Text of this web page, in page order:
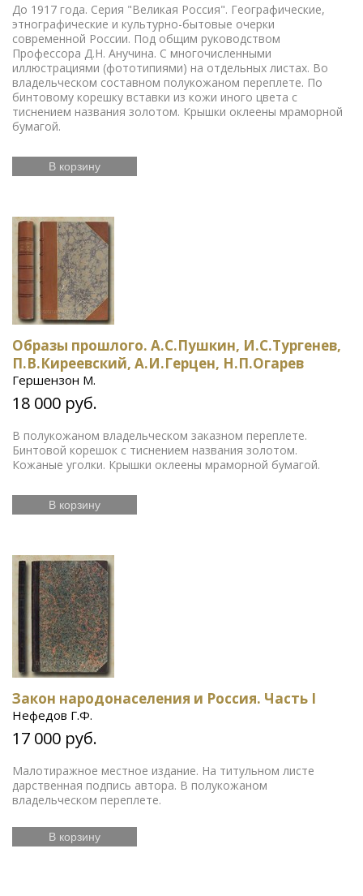
До 1917 года. Серия "Великая Россия". Географические,
этнографические и культурно-бытовые очерки
современной России. Под общим руководством
Профессора Д.Н. Анучина. С многочисленными
иллюстрациями (фототипиями) на отдельных листах. Во
владельческом составном полукожаном переплете. По
бинтовому корешку вставки из кожи иного цвета с
тиснением названия золотом. Крышки оклеены мраморной
бумагой.
В корзину
Образы прошлого. А.С.Пушкин, И.С.Тургенев,
П.В.Киреевский, А.И.Герцен, Н.П.Огарев
Гершензон М.
18 000 руб.
В полукожаном владельческом заказном переплете.
Бинтовой корешок с тиснением названия золотом.
Кожаные уголки. Крышки оклеены мраморной бумагой.
В корзину
Закон народонаселения и Россия. Часть I
Нефедов Г.Ф.
17 000 руб.
Малотиражное местное издание. На титульном листе
дарственная подпись автора. В полукожаном
владельческом переплете.
В корзину